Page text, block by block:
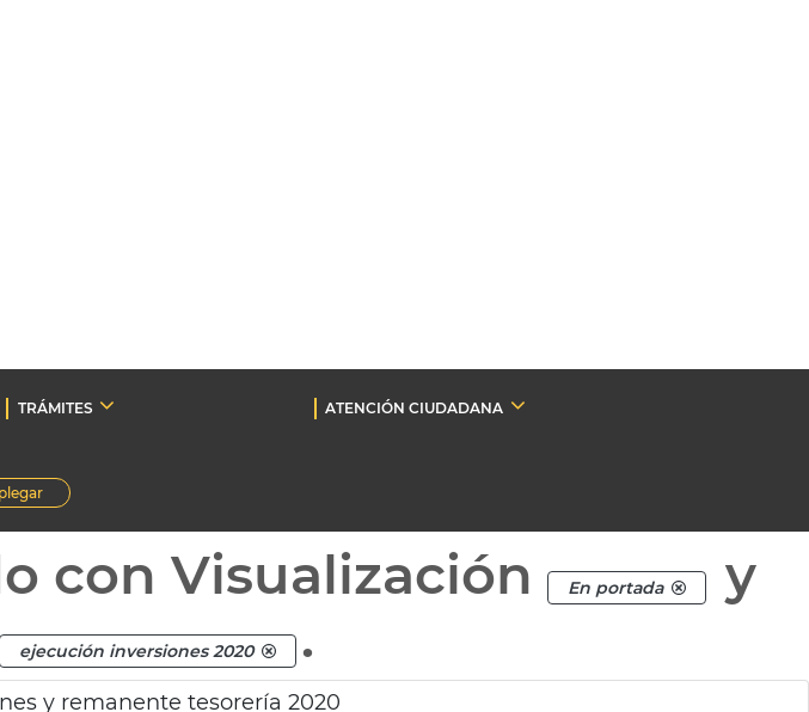
TRÁMITES
ATENCIÓN CIUDADANA
con Visualización En portada
y
ejecución inversiones 2020 .
y remanente tesorería 2020